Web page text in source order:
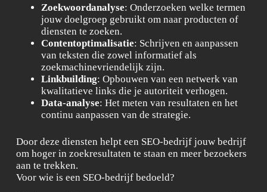
Zoekwoordanalyse: Onderzoeken welke termen
jouw doelgroep gebruikt om naar producten of
diensten te zoeken.
Contentoptimalisatie: Schrijven en aanpassen
van teksten die zowel informatief als
zoekmachinevriendelijk zijn.
Linkbuilding: Opbouwen van een netwerk van
kwalitatieve links die je autoriteit verhogen.
Data-analyse: Het meten van resultaten en het
continu aanpassen van de strategie.
Door deze diensten helpt een SEO-bedrijf jouw bedrijf
om hoger in zoekresultaten te staan en meer bezoekers
aan te trekken.
Voor wie is een SEO-bedrijf bedoeld?